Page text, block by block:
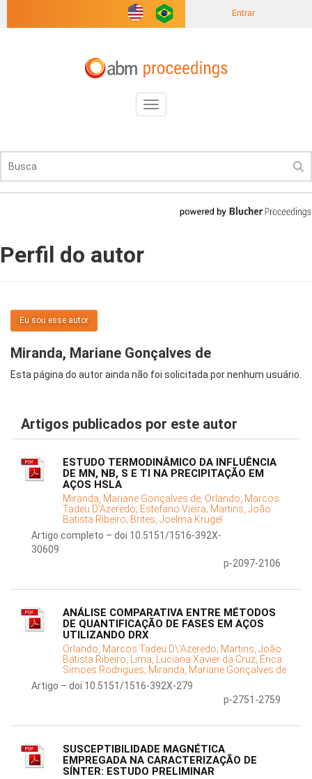
Entrar
Toggle
navigation
Perfil do autor
Eu sou esse autor
Miranda, Mariane Gonçalves de
Esta página do autor ainda não foi solicitada por nenhum usuário.
Artigos publicados por este autor
ESTUDO TERMODINÂMICO DA INFLUÊNCIA
DE MN, NB, S E TI NA PRECIPITAÇÃO EM
AÇOS HSLA
Miranda, Mariane Gonçalves de; Orlando, Marcos
Tadeu D'Azeredo; Estefano Vieira; Martins, João
Batista Ribeiro; Brites, Joelma Krugel
Artigo completo – doi 10.5151/1516-392X-
30609
p-2097-2106
ANÁLISE COMPARATIVA ENTRE MÉTODOS
DE QUANTIFICAÇÃO DE FASES EM AÇOS
UTILIZANDO DRX
Orlando, Marcos Tadeu D\'Azeredo; Martins, João
Batista Ribeiro; Lima, Luciana Xavier da Cruz; Érica
Simoes Rodrigues; Miranda, Mariane Gonçalves de
Artigo – doi 10.5151/1516-392X-279
p-2751-2759
SUSCEPTIBILIDADE MAGNÉTICA
EMPREGADA NA CARACTERIZAÇÃO DE
SÍNTER: ESTUDO PRELIMINAR